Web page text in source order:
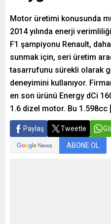
Motor üretimi konusunda
2014 yılında enerji
F1 şampiyonu Renault,
sunmak için, seri üretim
tasarrufunu sürekli olarak
deneyimini kullanıyor.
en son ürünü Energy dCi
1.6 dizel motor. Bu 1.598cc
Paylaş Tweetle
ABONE OL